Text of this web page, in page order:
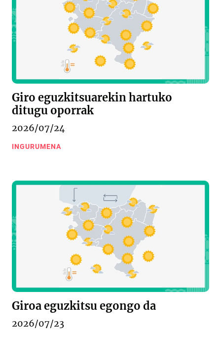
Giro eguzkitsuarekin hartuko
ditugu oporrak
2026/07/24
INGURUMENA
Giroa eguzkitsu egongo da
2026/07/23